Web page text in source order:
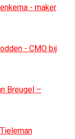
- maker
- CMO bij
Breugel –